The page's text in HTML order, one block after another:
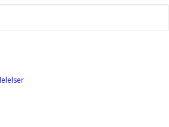
der gør det muligt
Industri, Dansk Metal,
GTS-foreningen fredag d.
konference om Danmark som